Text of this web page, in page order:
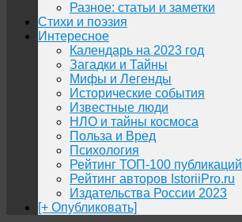
Разное: статьи и заметки
Стихи и поэзия
Интересное
Календарь на 2023 год
Загадки и Тайны
Мифы и Легенды
Исторические события
Известные люди
НЛО и тайны космоса
Польза и Вред
Психология
Рейтинг ТОП-100 публикаций
Рейтинг авторов IstoriiPro.ru
Издательства России 2023
[+ Опубликовать]